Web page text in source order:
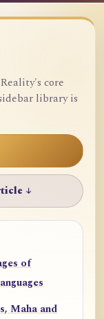
core
library is
↓
of
Maha and